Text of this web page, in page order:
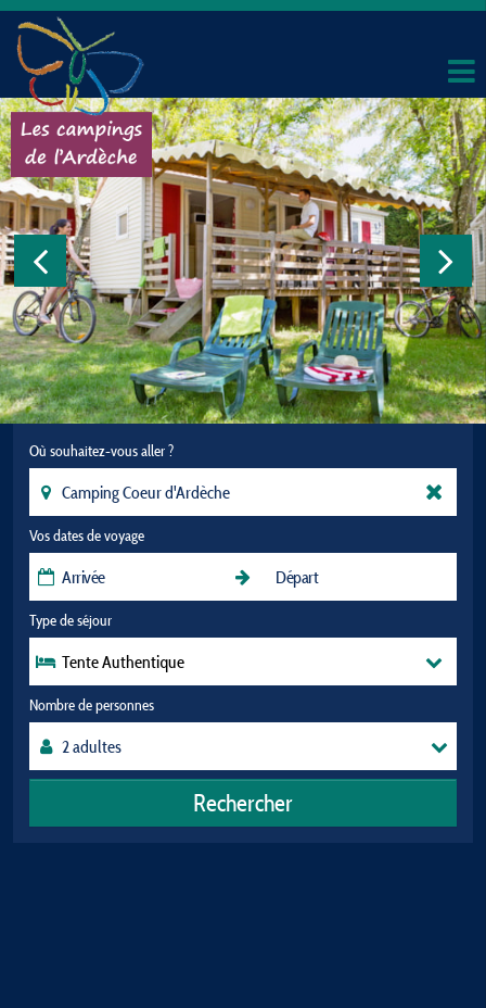
Où souhaitez-vous aller ?
Vos dates de voyage
Type de séjour
Tente Authentique
Nombre de personnes
Rechercher